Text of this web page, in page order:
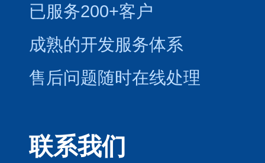
已服务200+客户
成熟的开发服务体系
售后问题随时在线处理
联系我们